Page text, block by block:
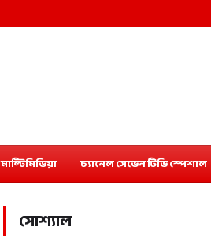
মাল্টিমিডিয়া চ্যানেল সেভেন টিভি স্পেশাল
সোশ্যাল